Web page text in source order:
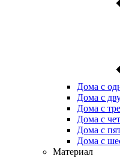
Дома с
Дома с
Дома с
Дома с
Дома с
Дома с
Материал